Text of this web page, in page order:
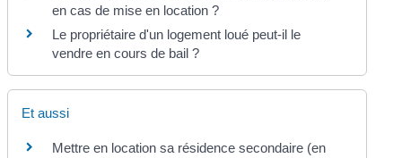
en cas de mise en location ?
Le propriétaire d'un logement loué peut-il le
vendre en cours de bail ?
Et aussi
Mettre en location sa résidence secondaire (en